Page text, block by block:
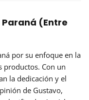
Paraná (Entre
por su enfoque en la
productos. Con un
la dedicación y el
de Gustavo,